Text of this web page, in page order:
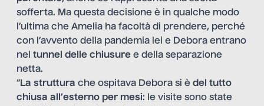
sofferta. Ma questa decisione è in qualche modo
l’ultima che Amelia ha facoltà di prendere, perché
con l’avvento della pandemia lei e Debora entrano
nel tunnel delle chiusure e della separazione
netta.
“La struttura che ospitava Debora si è del tutto
chiusa all’esterno per mesi: le visite sono state